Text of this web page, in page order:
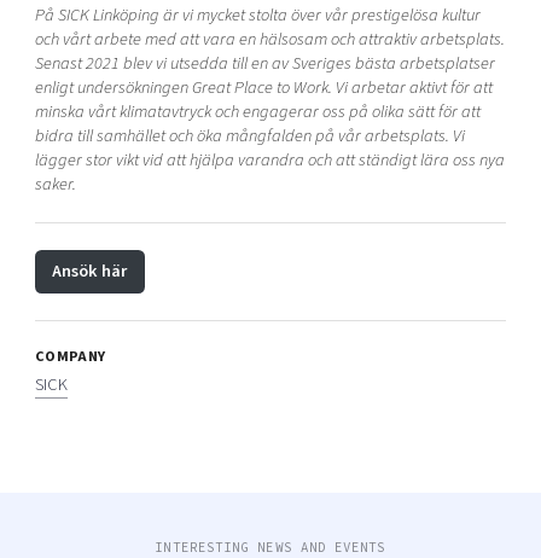
På SICK Linköping är vi mycket stolta över vår prestigelösa kultur
och vårt arbete med att vara en hälsosam och attraktiv arbetsplats.
Senast 2021 blev vi utsedda till en av Sveriges bästa arbetsplatser
enligt undersökningen Great Place to Work. Vi arbetar aktivt för att
minska vårt klimatavtryck och engagerar oss på olika sätt för att
bidra till samhället och öka mångfalden på vår arbetsplats. Vi
lägger stor vikt vid att hjälpa varandra och att ständigt lära oss nya
saker.
Ansök här
COMPANY
SICK
INTERESTING NEWS AND EVENTS